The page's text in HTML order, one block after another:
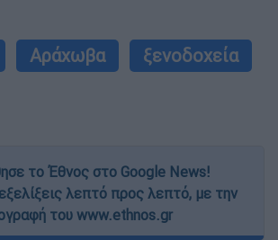
Αράχωβα
ξενοδοχεία
το Έθνος στο Google News!
λεπτό προς λεπτό, με την
του www.ethnos.gr